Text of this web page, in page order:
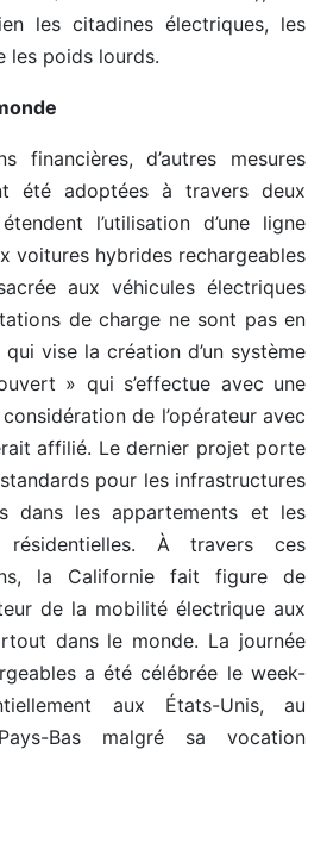
les citadines électriques, les
les poids lourds.
financières, d’autres mesures
été adoptées à travers deux
l’utilisation d’une ligne
voitures hybrides rechargeables
aux véhicules électriques
de charge ne sont pas en
vise la création d’un système
» qui s’effectue avec une
de l’opérateur avec
affilié. Le dernier projet porte
pour les infrastructures
dans les appartements et les
résidentielles. À travers ces
la Californie fait figure de
de la mobilité électrique aux
dans le monde. La journée
a été célébrée le week-
aux États-Unis, au
Bas malgré sa vocation